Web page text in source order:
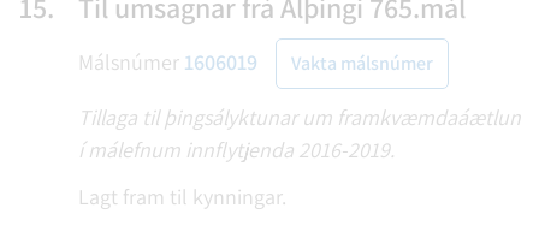
Málsnúmer 1606019 Vakta málsnúmer
Tillaga til þingsályktunar um framkvæmdaáætlun
í málefnum innflytjenda 2016-2019.
Lagt fram til kynningar.